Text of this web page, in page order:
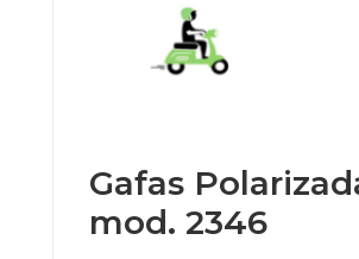
Gafas
mod. 2346